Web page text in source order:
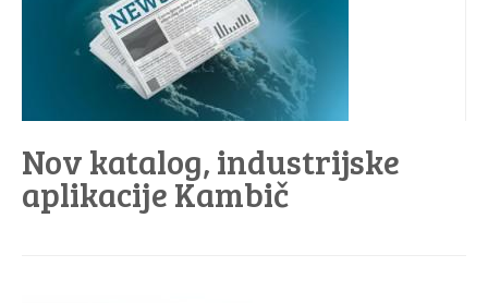
Nov katalog, industrijske
aplikacije Kambič